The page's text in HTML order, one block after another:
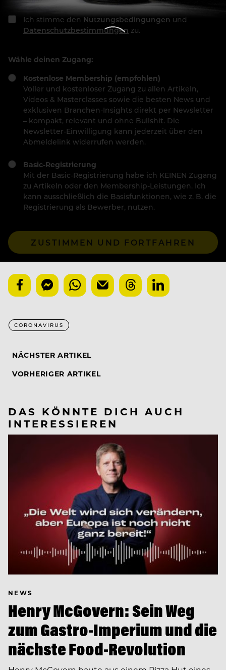
Ich stimme den Nutzungsbedingungen und
Datenschutzbestimmungen zu.
Wähle deinen Zugang:
Kostenlose Membership (empfohlen)
Voller und kostenloser Zugang zu allen Artikeln,
Videos & Masterclasses sowie die besten News und
exklusiven Branchen-Insights direkt per Newsletter
– kompakt, relevant und ohne Bullshit. Die
Newsletter-Einwilligung kann jederzeit über den
Abmeldelink widerrufen werden.
Basic-Registrierung
Mit der Basic-Registrierung habe ich KEINEN Zugang
zu Artikeln oder den Membership-Leistungen. Ich
kann ausschließlich die Basisfunktionen, wie z. B. die
Registrierung als Bewerber, nutzen.
ZUSTIMMEN UND FORTFAHREN
CORONAVIRUS
NÄCHSTER ARTIKEL
VORHERIGER ARTIKEL
DAS KÖNNTE DICH AUCH
INTERESSIEREN
NEWS
Henry McGovern: Sein Weg
zum Gastro-Imperium und die
nächste Food-Revolution